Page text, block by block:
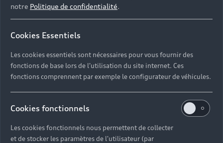
notre Politique de confidentialité.
Cookies Essentiels
Les cookies essentiels sont nécessaires pour vous fournir des
fonctions de base lors de l'utilisation du site internet. Ces
fonctions comprennent par exemple le configurateur de véhicules.
Cookies fonctionnels
Les cookies fonctionnels nous permettent de collecter
et de stocker les paramètres de l'utilisateur (par